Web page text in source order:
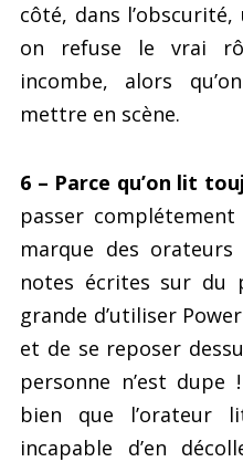
côté, dans
on refuse le vrai
incombe, alors
mettre en scène.
6 – Parce qu’on lit
passer
marque des
notes écrites sur du
grande d’utiliser
et de se reposer
personne n’est
bien que l’orateur
incapable d’en